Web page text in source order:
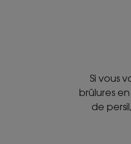
Si vous
brûlures
de